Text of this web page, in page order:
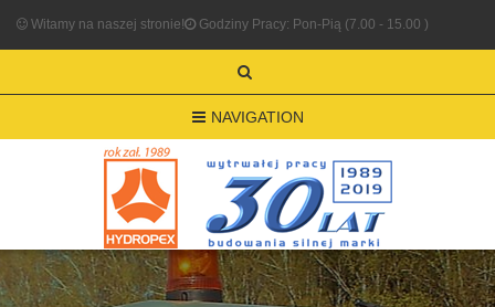
Witamy na naszej stronie! Godziny Pracy: Pon-Pią (7.00 - 15.00 )
NAVIGATION